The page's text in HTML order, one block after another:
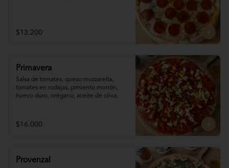
$13.200
Primavera
Salsa de tomates, queso mozzarella,
tomates en rodajas, pimiento morrón,
huevo duro, orégano, aceite de oliva.
$16.000
Provenzal